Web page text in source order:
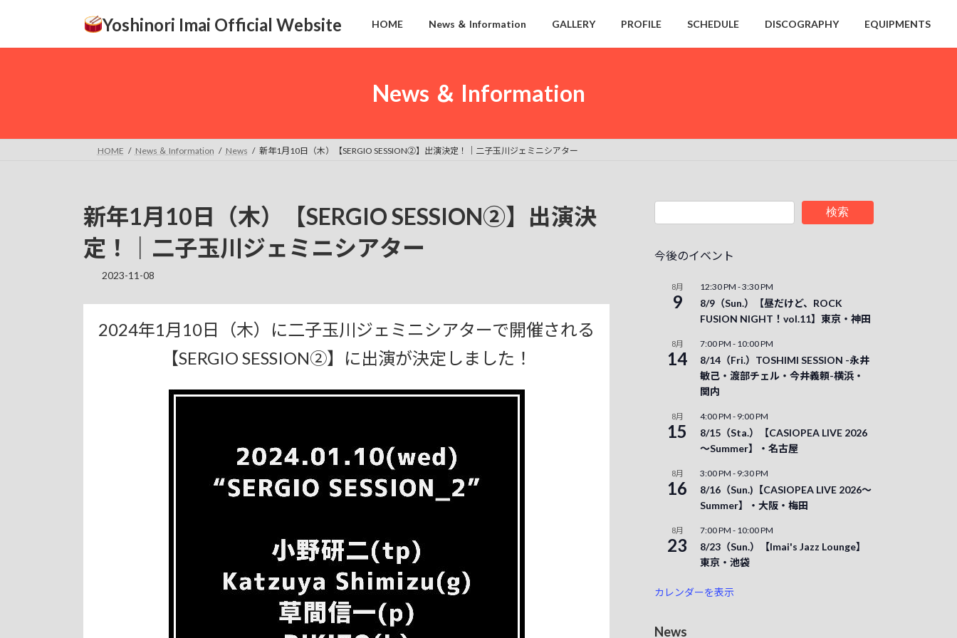
Yoshinori Imai Official Website HOME News ＆ Information GALLERY PROFILE SCHEDULE DISCOGRAPHY EQUIPMENTS
News ＆ Information
HOME News ＆ Information News 新年1月10日（木）【SERGIO SESSION②】出演決定！｜二子玉川ジェミニシアター
新年1月10日（木）【SERGIO SESSION②】出演決
定！｜二子玉川ジェミニシアター
2023-11-08
2024年1月10日（木）に二子玉川ジェミニシアターで開催される
【SERGIO SESSION②】に出演が決定しました！
検索
今後のイベント
8月
9
12:30 PM -3:30 PM
8/9（Sun.）【昼だけど、ROCK
FUSION NIGHT！vol.11】東京・神田
8月
14
7:00 PM - 10:00 PM
8/14（Fri.）TOSHIMI SESSION -永井
敏己・渡部チェル・今井義頼-横浜・
関内
8月
15
4:00 PM - 9:00 PM
8/15（Sta.）【CASIOPEA LIVE 2026
～Summer】・名古屋
8月
16
3:00 PM - 9:30 PM
8/16（Sun.)【CASIOPEA LIVE 2026～
Summer】・大阪・梅田
8月
23
7:00 PM - 10:00 PM
8/23（Sun.）【Imai's Jazz Lounge】
東京・池袋
カレンダーを表示
News